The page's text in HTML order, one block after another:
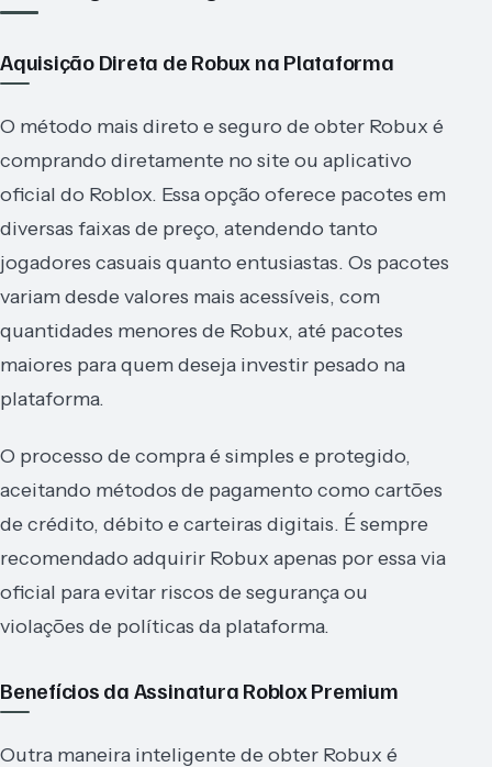
Aquisição Direta de Robux na Plataforma
O método mais direto e seguro de obter Robux é
comprando diretamente no site ou aplicativo
oficial do Roblox. Essa opção oferece pacotes em
diversas faixas de preço, atendendo tanto
jogadores casuais quanto entusiastas. Os pacotes
variam desde valores mais acessíveis, com
quantidades menores de Robux, até pacotes
maiores para quem deseja investir pesado na
plataforma.
O processo de compra é simples e protegido,
aceitando métodos de pagamento como cartões
de crédito, débito e carteiras digitais. É sempre
recomendado adquirir Robux apenas por essa via
oficial para evitar riscos de segurança ou
violações de políticas da plataforma.
Benefícios da Assinatura Roblox Premium
Outra maneira inteligente de obter Robux é